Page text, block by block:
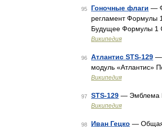
95 Гоночные флаги —
регламент Формулы
Будущее Формулы 1
Википедия
96 Атлантис STS-129 —
модуль «Атлантис»
Википедия
97 STS-129 — Эмблема
Википедия
98 Иван Гецко — Общая